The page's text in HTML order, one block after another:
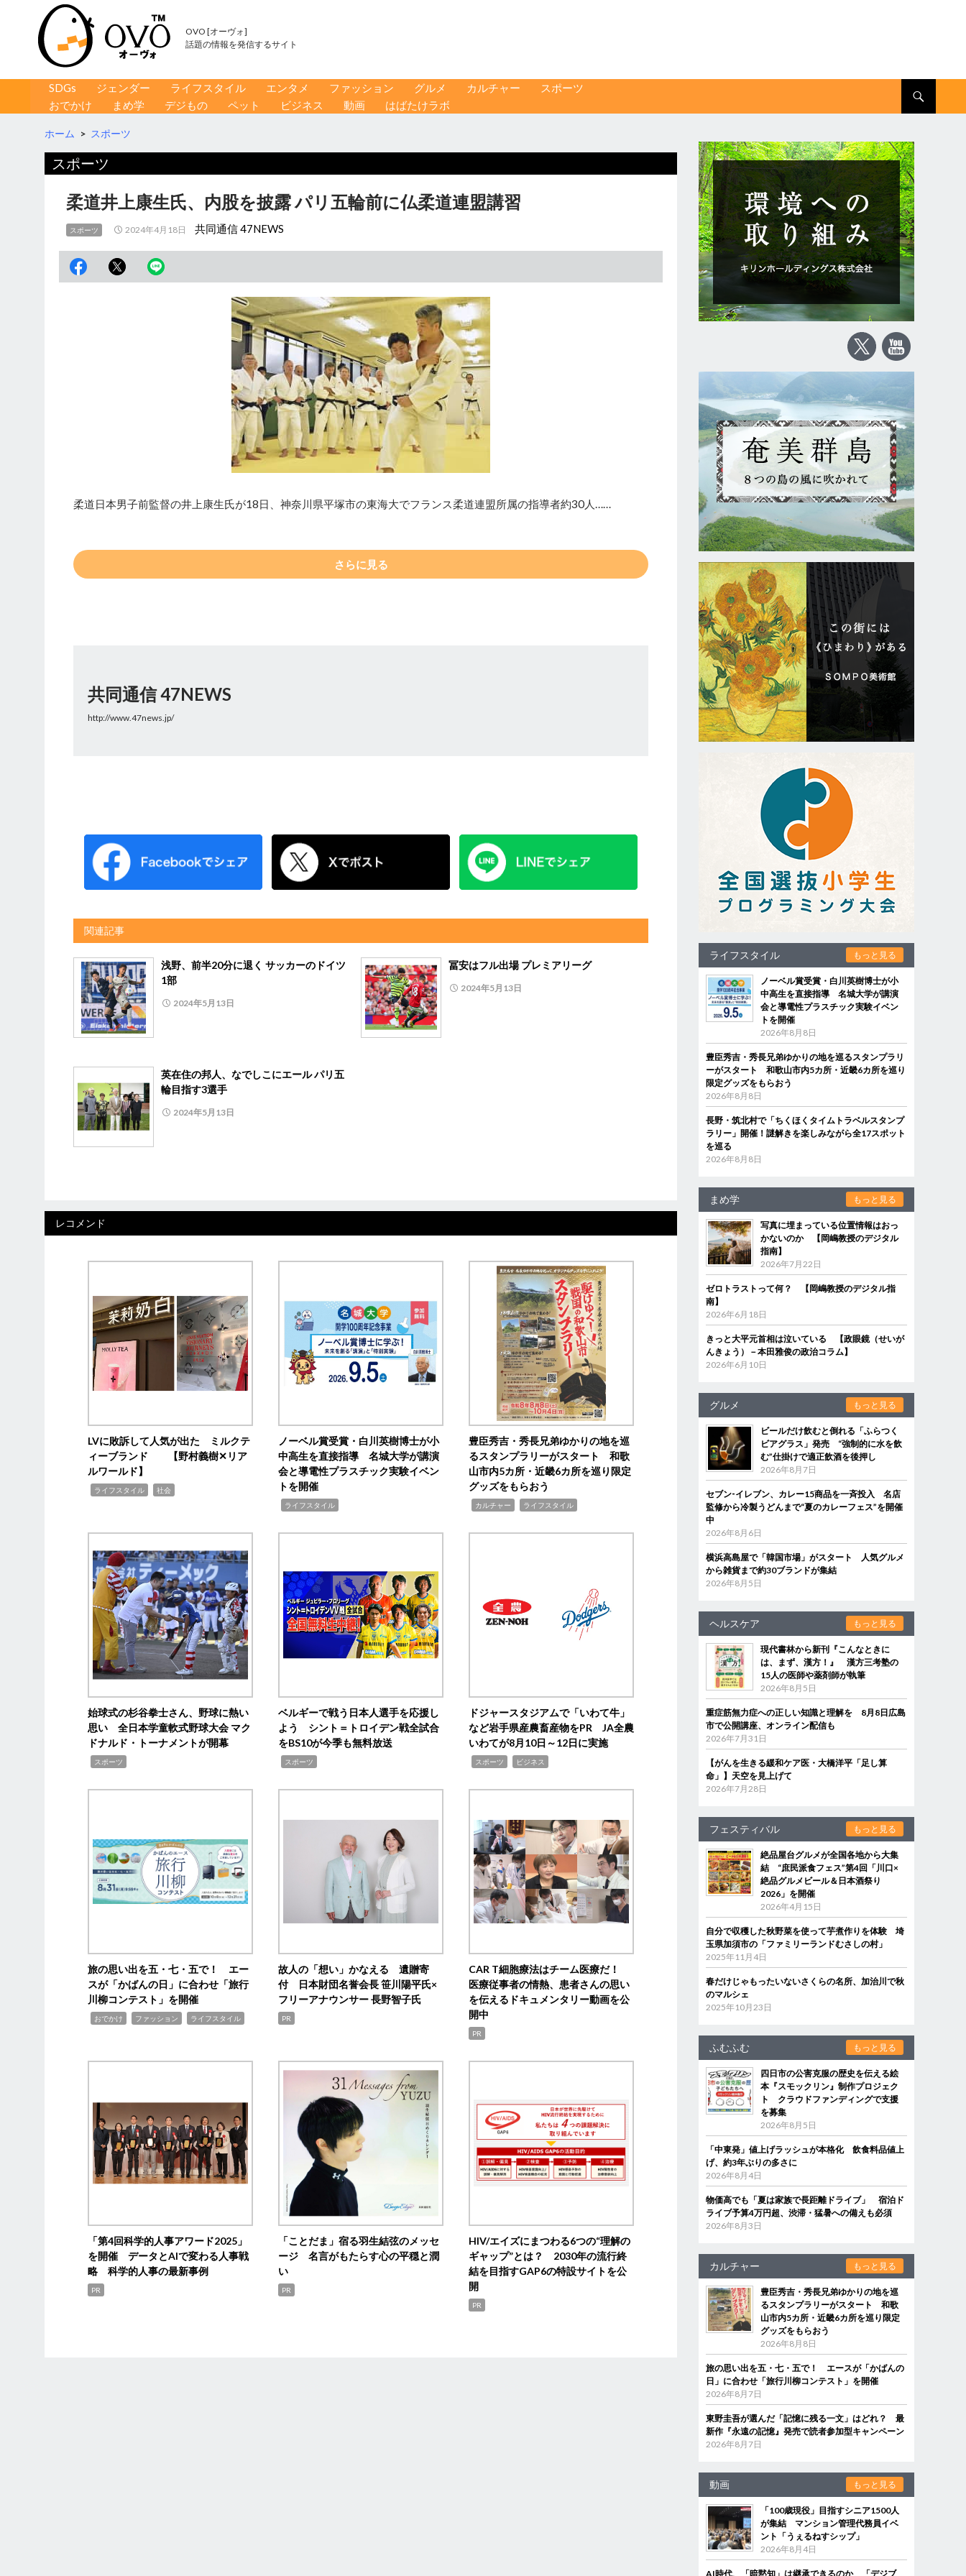
OVO [オーヴォ]
話題の情報を発信するサイト
コンテンツへ移動
SDGs ジェンダー ライフスタイル エンタメ ファッション グルメ カルチャー
スポーツ
おでかけ
まめ学 デジもの ペット ビジネス 動画 はばたけラボ
ホーム > スポーツ
スポーツ
柔道井上康生氏、内股を披露 パリ五輪前に仏柔道連盟講習
スポーツ 2024年4月18日 共同通信 47NEWS
柔道日本男子前監督の井上康生氏が18日、神奈川県平塚市の東海大でフランス柔道連盟所属の指導者約30人……
さらに見る
共同通信 47NEWS
http://www.47news.jp/
関連記事
浅野、前半20分に退く サッカーのドイツ
1部
2024年5月13日
冨安はフル出場 プレミアリーグ
2024年5月13日
英在住の邦人、なでしこにエール パリ五
輪目指す3選手
2024年5月13日
レコメンド
LVに敗訴して人気が出た ミルクテ
ィーブランド 【野村義樹✕リア
ルワールド】
ライフスタイル 社会
ノーベル賞受賞・白川英樹博士が小
中高生を直接指導 名城大学が講演
会と導電性プラスチック実験イベン
トを開催
ライフスタイル
豊臣秀吉・秀長兄弟ゆかりの地を巡
るスタンプラリーがスタート 和歌
山市内5カ所・近畿6カ所を巡り限定
グッズをもらおう
カルチャー ライフスタイル
始球式の杉谷拳士さん、野球に熱い
思い 全日本学童軟式野球大会 マク
ドナルド・トーナメントが開幕
スポーツ
ベルギーで戦う日本人選手を応援し
よう シント＝トロイデン戦全試合
をBS10が今季も無料放送
スポーツ
ドジャースタジアムで「いわて牛」
など岩手県産農畜産物をPR JA全農
いわてが8月10日～12日に実施
スポーツ ビジネス
旅の思い出を五・七・五で！ エー
スが「かばんの日」に合わせ「旅行
川柳コンテスト」を開催
おでかけ ファッション ライフスタイル
故人の「想い」かなえる 遺贈寄
付 日本財団名誉会長 笹川陽平氏×
フリーアナウンサー 長野智子氏
PR
CAR T細胞療法はチーム医療だ！
医療従事者の情熱、患者さんの思い
を伝えるドキュメンタリー動画を公
開中
PR
「第4回科学的人事アワード2025」
を開催 データとAIで変わる人事戦
略 科学的人事の最新事例
PR
「ことだま」宿る羽生結弦のメッセ
ージ 名言がもたらす心の平穏と潤
い
PR
HIV/エイズにまつわる6つの“理解の
ギャップ”とは？ 2030年の流行終
結を目指すGAP6の特設サイトを公
開
PR
ライフスタイル もっと見る
ノーベル賞受賞・白川英樹博士が小
中高生を直接指導 名城大学が講演
会と導電性プラスチック実験イベン
トを開催
2026年8月8日
豊臣秀吉・秀長兄弟ゆかりの地を巡るスタンプラリ
ーがスタート 和歌山市内5カ所・近畿6カ所を巡り
限定グッズをもらおう
2026年8月8日
長野・筑北村で「ちくほくタイムトラベルスタンプ
ラリー」開催！謎解きを楽しみながら全17スポット
を巡る
2026年8月8日
まめ学 もっと見る
写真に埋まっている位置情報はおっ
かないのか 【岡嶋教授のデジタル
指南】
2026年7月22日
ゼロトラストって何？ 【岡嶋教授のデジタル指
南】
2026年6月18日
きっと大平元首相は泣いている 【政眼鏡（せいが
んきょう）－本田雅俊の政治コラム】
2026年6月10日
グルメ もっと見る
ビールだけ飲むと倒れる「ふらつく
ビアグラス」発売 “強制的に水を飲
む”仕掛けで適正飲酒を後押し
2026年8月7日
セブン‐イレブン、カレー15商品を一斉投入 名店
監修から冷製うどんまで“夏のカレーフェス”を開催
中
2026年8月6日
横浜高島屋で「韓国市場」がスタート 人気グルメ
から雑貨まで約30ブランドが集結
2026年8月5日
ヘルスケア もっと見る
現代書林から新刊『こんなときに
は、まず、漢方！』 漢方三考塾の
15人の医師や薬剤師が執筆
2026年8月5日
重症筋無力症への正しい知識と理解を 8月8日広島
市で公開講座、オンライン配信も
2026年7月31日
【がんを生きる緩和ケア医・大橋洋平「足し算
命」】天空を見上げて
2026年7月28日
フェスティバル もっと見る
絶品屋台グルメが全国各地から大集
結 “庶民派食フェス”第4回「川口×
絶品グルメビール＆日本酒祭り
2026」を開催
2026年4月15日
自分で収穫した秋野菜を使って芋煮作りを体験 埼
玉県加須市の「ファミリーランドむさしの村」
2025年11月4日
春だけじゃもったいないさくらの名所、加治川で秋
のマルシェ
2025年10月23日
ふむふむ もっと見る
四日市の公害克服の歴史を伝える絵
本『スモックリン』制作プロジェク
ト クラウドファンディングで支援
を募集
2026年8月5日
「中東発」値上げラッシュが本格化 飲食料品値上
げ、約3年ぶりの多さに
2026年8月4日
物価高でも「夏は家族で長距離ドライブ」 宿泊ド
ライブ予算4万円超、渋滞・猛暑への備えも必須
2026年8月3日
カルチャー もっと見る
豊臣秀吉・秀長兄弟ゆかりの地を巡
るスタンプラリーがスタート 和歌
山市内5カ所・近畿6カ所を巡り限定
グッズをもらおう
2026年8月8日
旅の思い出を五・七・五で！ エースが「かばんの
日」に合わせ「旅行川柳コンテスト」を開催
2026年8月7日
東野圭吾が選んだ「記憶に残る一文」はどれ？ 最
新作『永遠の記憶』発売で読者参加型キャンペーン
2026年8月7日
動画 もっと見る
「100歳現役」目指すシニア1500人
が集結 マンション管理代務員イベ
ント「うぇるねすシップ」
2026年8月4日
AI時代、「暗黙知」は継承できるのか 「デジブ